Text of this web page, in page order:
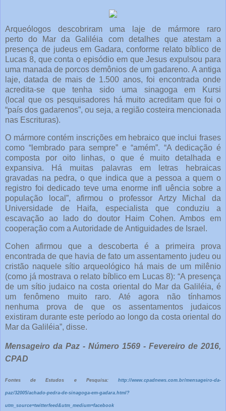
Arqueólogos descobriram uma laje de mármore raro
perto do Mar da Galiléia com detalhes que atestam a
presença de judeus em Gadara, conforme relato bíblico de
Lucas 8, que conta o episódio em que Jesus expulsou para
uma manada de porcos demônios de um gadareno. A antiga
laje, datada de mais de 1.500 anos, foi encontrada onde
acredita-se que tenha sido uma sinagoga em Kursi
(local que os pesquisadores há muito acreditam que foi o
“país dos gadarenos”, ou seja, a região costeira mencionada
nas Escrituras).
O mármore contém inscrições em hebraico que inclui frases
como “lembrado para sempre” e “amém”. “A dedicação é
composta por oito linhas, o que é muito detalhada e
expansiva. Há muitas palavras em letras hebraicas
gravadas na pedra, o que indica que a pessoa a quem o
registro foi dedicado teve uma enorme infl uência sobre a
população local”, afirmou o professor Artzy Michal da
Universidade de Haifa, especialista que conduziu a
escavação ao lado do doutor Haim Cohen. Ambos em
cooperação com a Autoridade de Antiguidades de Israel.
Cohen afirmou que a descoberta é a primeira prova
encontrada de que havia de fato um assentamento judeu ou
cristão naquele sítio arqueológico há mais de um milênio
(como já mostrava o relato bíblico em Lucas 8): “A presença
de um sítio judaico na costa oriental do Mar da Galiléia, é
um fenômeno muito raro. Até agora não tínhamos
nenhuma prova de que os assentamentos judaicos
existiram durante este período ao longo da costa oriental do
Mar da Galiléia”, disse.
Mensageiro da Paz - Número 1569 - Fevereiro de 2016,
CPAD
Fontes de Estudos e Pesquisa: http://www.cpadnews.com.br/mensageiro-da-
paz/32005/achado-pedra-de-sinagoga-em-gadara.html?
utm_source=twitterfeed&utm_medium=facebook